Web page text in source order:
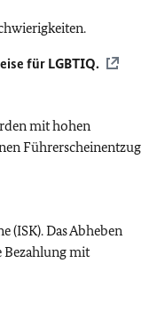
für LGBTIQ.
mit hohen
Führerscheinentzug
(ISK). Das Abheben
Bezahlung mit